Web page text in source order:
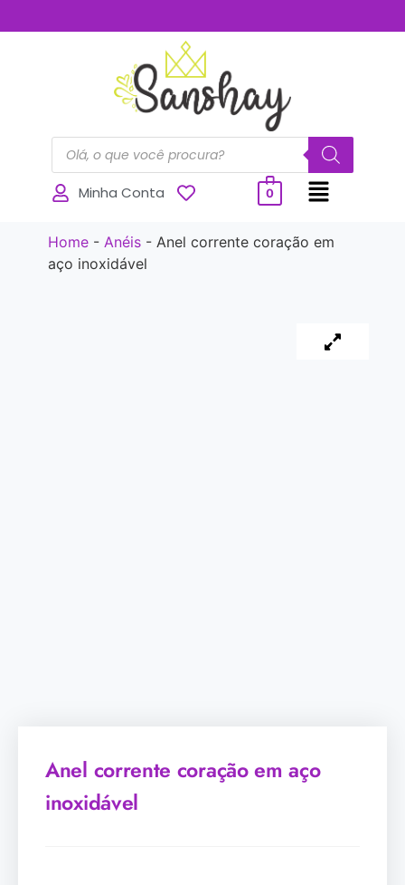
Minha Conta 0
Home- Anéis- Anel corrente coração em
aço inoxidável
Anel corrente coração em aço
inoxidável